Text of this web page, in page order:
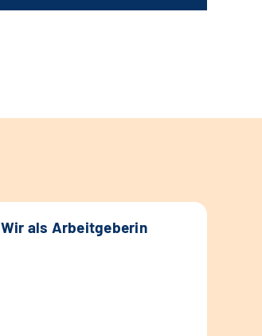
Wir als Arbeitgeberin